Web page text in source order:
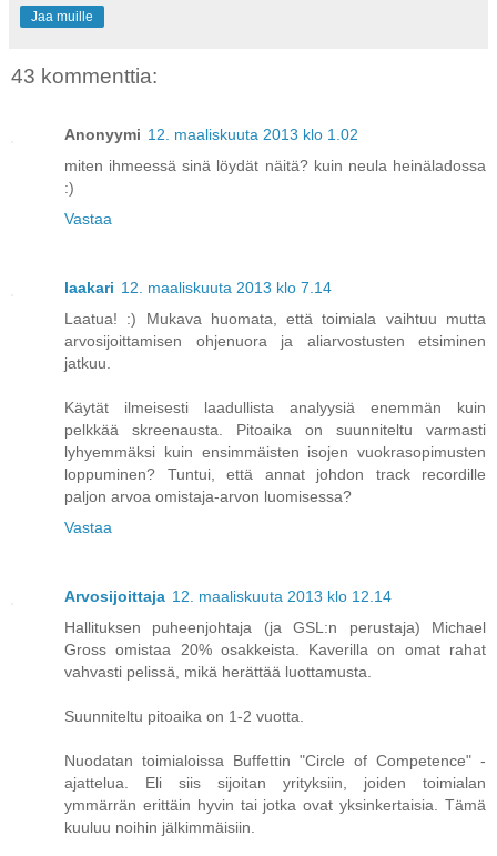
Jaa muille
43 kommenttia:
Anonyymi 12. maaliskuuta 2013 klo 1.02
miten ihmeessä sinä löydät näitä? kuin neula heinäladossa
:)
Vastaa
laakari 12. maaliskuuta 2013 klo 7.14
Laatua! :) Mukava huomata, että toimiala vaihtuu mutta
arvosijoittamisen ohjenuora ja aliarvostusten etsiminen
jatkuu.
Käytät ilmeisesti laadullista analyysiä enemmän kuin
pelkkää skreenausta. Pitoaika on suunniteltu varmasti
lyhyemmäksi kuin ensimmäisten isojen vuokrasopimusten
loppuminen? Tuntui, että annat johdon track recordille
paljon arvoa omistaja-arvon luomisessa?
Vastaa
Arvosijoittaja 12. maaliskuuta 2013 klo 12.14
Hallituksen puheenjohtaja (ja GSL:n perustaja) Michael
Gross omistaa 20% osakkeista. Kaverilla on omat rahat
vahvasti pelissä, mikä herättää luottamusta.
Suunniteltu pitoaika on 1-2 vuotta.
Nuodatan toimialoissa Buffettin "Circle of Competence" -
ajattelua. Eli siis sijoitan yrityksiin, joiden toimialan
ymmärrän erittäin hyvin tai jotka ovat yksinkertaisia. Tämä
kuuluu noihin jälkimmäisiin.